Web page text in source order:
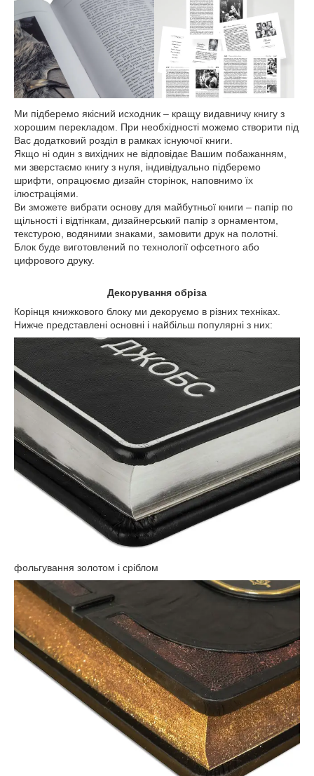
Ми підберемо якісний исходник – кращу видавничу книгу з
хорошим перекладом. При необхідності можемо створити під
Вас додатковий розділ в рамках існуючої книги.
Якщо ні один з вихідних не відповідає Вашим побажанням,
ми зверстаємо книгу з нуля, індивідуально підберемо
шрифти, опрацюємо дизайн сторінок, наповнимо їх
ілюстраціями.
Ви зможете вибрати основу для майбутньої книги – папір по
щільності і відтінкам, дизайнерський папір з орнаментом,
текстурою, водяними знаками, замовити друк на полотні.
Блок буде виготовлений по технології офсетного або
цифрового друку.
Декорування обріза
Корінця книжкового блоку ми декоруємо в різних техніках.
Нижче представлені основні і найбільш популярні з них:
фольгування золотом і сріблом